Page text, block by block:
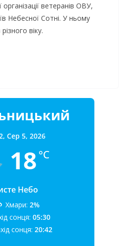
ветеранів ОВУ,
Небесної Сотні. У ньому
віку.
Сер 5, 2026
18 °C
Небо
Хмари: 2%
сонця: 05:30
сонця: 20:42